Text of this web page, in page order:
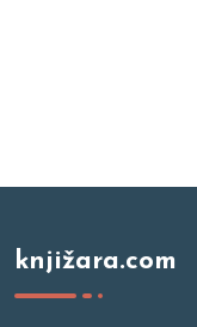
knjižara.com